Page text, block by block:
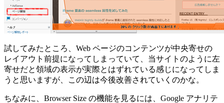
試してみたところ、Web ページのコンテンツが中央寄せの
レイアウト前提になってしまっていて、当サイトのように左
寄せだと領域の表示が実際とはずれている感じになってしま
うと思いますが、この辺は今後改善されていくのかな。
ちなみに、Browser Size の機能を見るには、Google アナリテ